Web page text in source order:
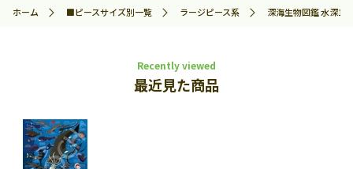
ホーム
■ピースサイズ別一覧 ラージピース系 深海生物図鑑 水深
Recently viewed
最近見た商品